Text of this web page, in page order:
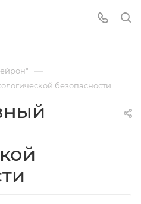
—
безопасности